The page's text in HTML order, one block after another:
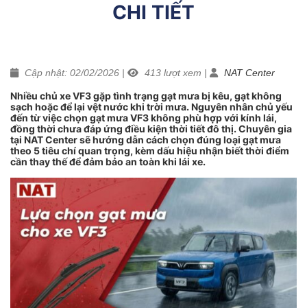
CHI TIẾT
Cập nhật: 02/02/2026 | 413 lượt xem | NAT Center
Nhiều chủ xe VF3 gặp tình trạng gạt mưa bị kêu, gạt không
sạch hoặc để lại vệt nước khi trời mưa. Nguyên nhân chủ yếu
đến từ việc chọn gạt mưa VF3 không phù hợp với kính lái,
đồng thời chưa đáp ứng điều kiện thời tiết đô thị. Chuyên gia
tại NAT Center sẽ hướng dẫn cách chọn đúng loại gạt mưa
theo 5 tiêu chí quan trọng, kèm dấu hiệu nhận biết thời điểm
cần thay thế để đảm bảo an toàn khi lái xe.